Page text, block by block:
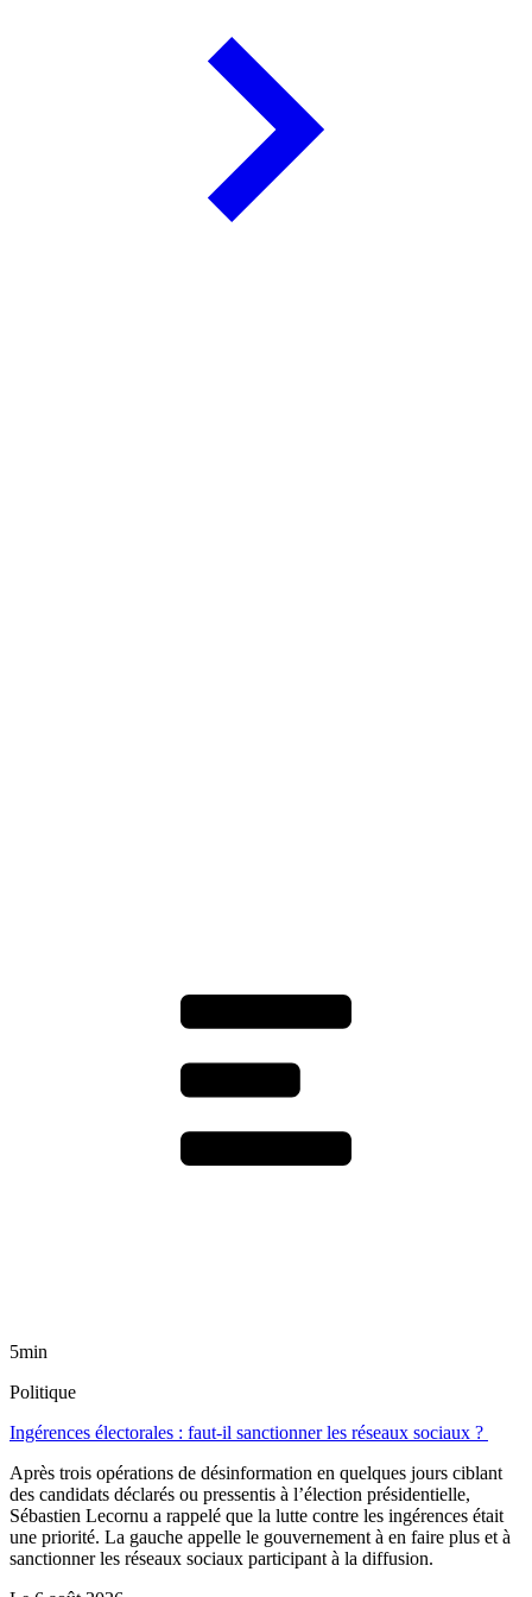
5min
Politique
Ingérences électorales : faut-il sanctionner les réseaux sociaux ?
Après trois opérations de désinformation en quelques jours ciblant
des candidats déclarés ou pressentis à l’élection présidentielle,
Sébastien Lecornu a rappelé que la lutte contre les ingérences était
une priorité. La gauche appelle le gouvernement à en faire plus et à
sanctionner les réseaux sociaux participant à la diffusion.